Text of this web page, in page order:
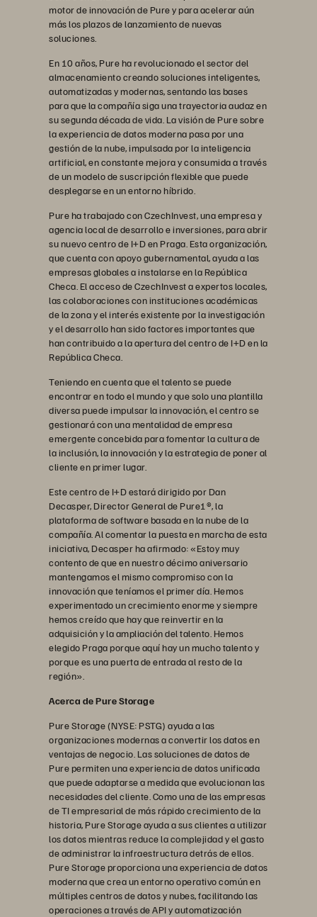
motor de innovación de Pure y para acelerar aún
más los plazos de lanzamiento de nuevas
soluciones.
En 10 años, Pure ha revolucionado el sector del
almacenamiento creando soluciones inteligentes,
automatizadas y modernas, sentando las bases
para que la compañía siga una trayectoria audaz en
su segunda década de vida. La visión de Pure sobre
la experiencia de datos moderna pasa por una
gestión de la nube, impulsada por la inteligencia
artificial, en constante mejora y consumida a través
de un modelo de suscripción flexible que puede
desplegarse en un entorno híbrido.
Pure ha trabajado con CzechInvest, una empresa y
agencia local de desarrollo e inversiones, para abrir
su nuevo centro de I+D en Praga. Esta organización,
que cuenta con apoyo gubernamental, ayuda a las
empresas globales a instalarse en la República
Checa. El acceso de CzechInvest a expertos locales,
las colaboraciones con instituciones académicas
de la zona y el interés existente por la investigación
y el desarrollo han sido factores importantes que
han contribuido a la apertura del centro de I+D en la
República Checa.
Teniendo en cuenta que el talento se puede
encontrar en todo el mundo y que solo una plantilla
diversa puede impulsar la innovación, el centro se
gestionará con una mentalidad de empresa
emergente concebida para fomentar la cultura de
la inclusión, la innovación y la estrategia de poner al
cliente en primer lugar.
Este centro de I+D estará dirigido por Dan
Decasper, Director General de Pure1®, la
plataforma de software basada en la nube de la
compañía. Al comentar la puesta en marcha de esta
iniciativa, Decasper ha afirmado: «Estoy muy
contento de que en nuestro décimo aniversario
mantengamos el mismo compromiso con la
innovación que teníamos el primer día. Hemos
experimentado un crecimiento enorme y siempre
hemos creído que hay que reinvertir en la
adquisición y la ampliación del talento. Hemos
elegido Praga porque aquí hay un mucho talento y
porque es una puerta de entrada al resto de la
región».
Acerca de Pure Storage
Pure Storage (NYSE: PSTG) ayuda a las
organizaciones modernas a convertir los datos en
ventajas de negocio. Las soluciones de datos de
Pure permiten una experiencia de datos unificada
que puede adaptarse a medida que evolucionan las
necesidades del cliente. Como una de las empresas
de TI empresarial de más rápido crecimiento de la
historia, Pure Storage ayuda a sus clientes a utilizar
los datos mientras reduce la complejidad y el gasto
de administrar la infraestructura detrás de ellos.
Pure Storage proporciona una experiencia de datos
moderna que crea un entorno operativo común en
múltiples centros de datos y nubes, facilitando las
operaciones a través de API y automatización